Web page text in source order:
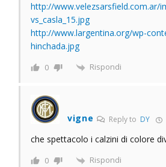
http://www.velezsarsfield.com.ar/
vs_casla_15.jpg
http://www.largentina.org/wp-
hinchada.jpg
0 Rispondi
vigne Reply to DY
che spettacolo i calzini di colore
0 Rispondi